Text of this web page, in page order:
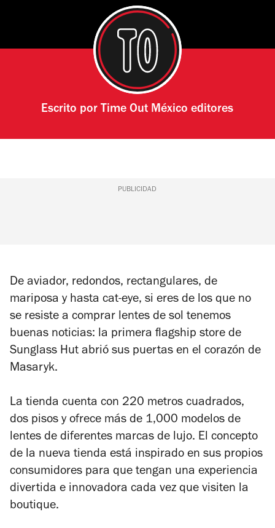
Escrito por Time Out México editores
PUBLICIDAD
De aviador, redondos, rectangulares, de
mariposa y hasta cat-eye, si eres de los que no
se resiste a comprar lentes de sol tenemos
buenas noticias: la primera flagship store de
Sunglass Hut abrió sus puertas en el corazón de
Masaryk.
La tienda cuenta con 220 metros cuadrados,
dos pisos y ofrece más de 1,000 modelos de
lentes de diferentes marcas de lujo. El concepto
de la nueva tienda está inspirado en sus propios
consumidores para que tengan una experiencia
divertida e innovadora cada vez que visiten la
boutique.